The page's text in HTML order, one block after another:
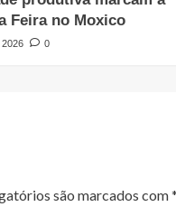
Feira no Moxico
2026 0
são marcados com*